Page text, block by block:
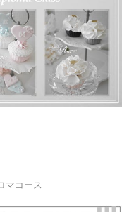
マコース